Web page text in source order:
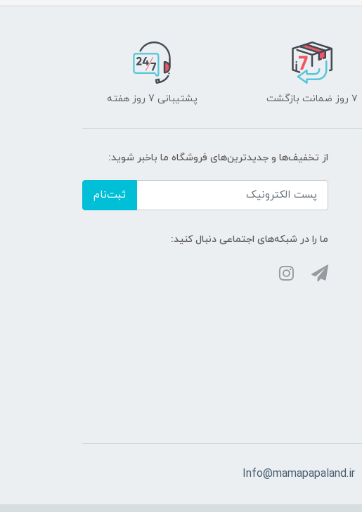
۷ روز ضمانت بازگشت پشتیبانی 7 روز هفته
از تخفیف‌ها و جدیدترین‌های فروشگاه ما باخبر شوید:
ثبت‌نام
ما را در شبکه‌های اجتماعی دنبال کنید:
Info@mamapapaland.ir